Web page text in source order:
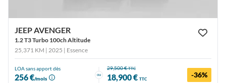
JEEP AVENGER
1.2 T3 Turbo 100ch Altitude
25,371 KM | 2025 | Essence
LOA sans apport dès
256 €/mois
ou
29,500 €TTC
18,900 € TTC -36%